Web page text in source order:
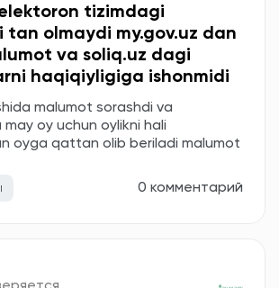
tizimdagi
tan olmaydi my.gov.uz dan
va soliq.uz dagi
haqiqiyligiga ishonmidi
malumot sorashdi va
oy uchun oylikni hali
oyga qattan olib beriladi malumot
0 комментарий